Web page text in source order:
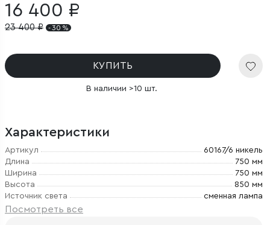
16 400 ₽
23 400₽ - 30 %
КУПИТЬ
В наличии >10 шт.
Характеристики
Артикул
60167/6 никель
Длина
750 мм
Ширина
750 мм
Высота
850 мм
Источник света
сменная лампа
Посмотреть все